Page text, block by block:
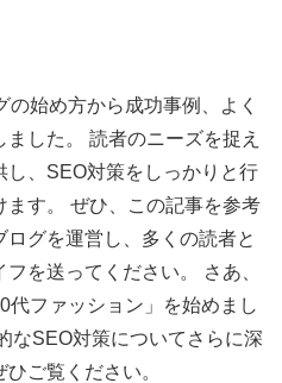
始め方から成功事例、よく
した。 読者のニーズを捉え
し、SEO対策をしっかりと行
ます。 ぜひ、この記事を参考
グを運営し、多くの読者と
を送ってください。 さあ、
代ファッション」を始めまし
なSEO対策についてさらに深
ご覧ください。